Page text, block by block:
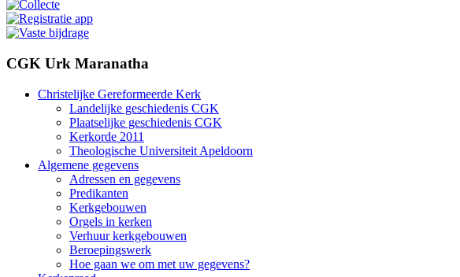
CGK Urk Maranatha
Christelijke Gereformeerde Kerk
Landelijke geschiedenis CGK
Plaatselijke geschiedenis CGK
Kerkorde 2011
Theologische Universiteit Apeldoorn
Algemene gegevens
Adressen en gegevens
Predikanten
Kerkgebouwen
Orgels in kerken
Verhuur kerkgebouwen
Beroepingswerk
Hoe gaan we om met uw gegevens?